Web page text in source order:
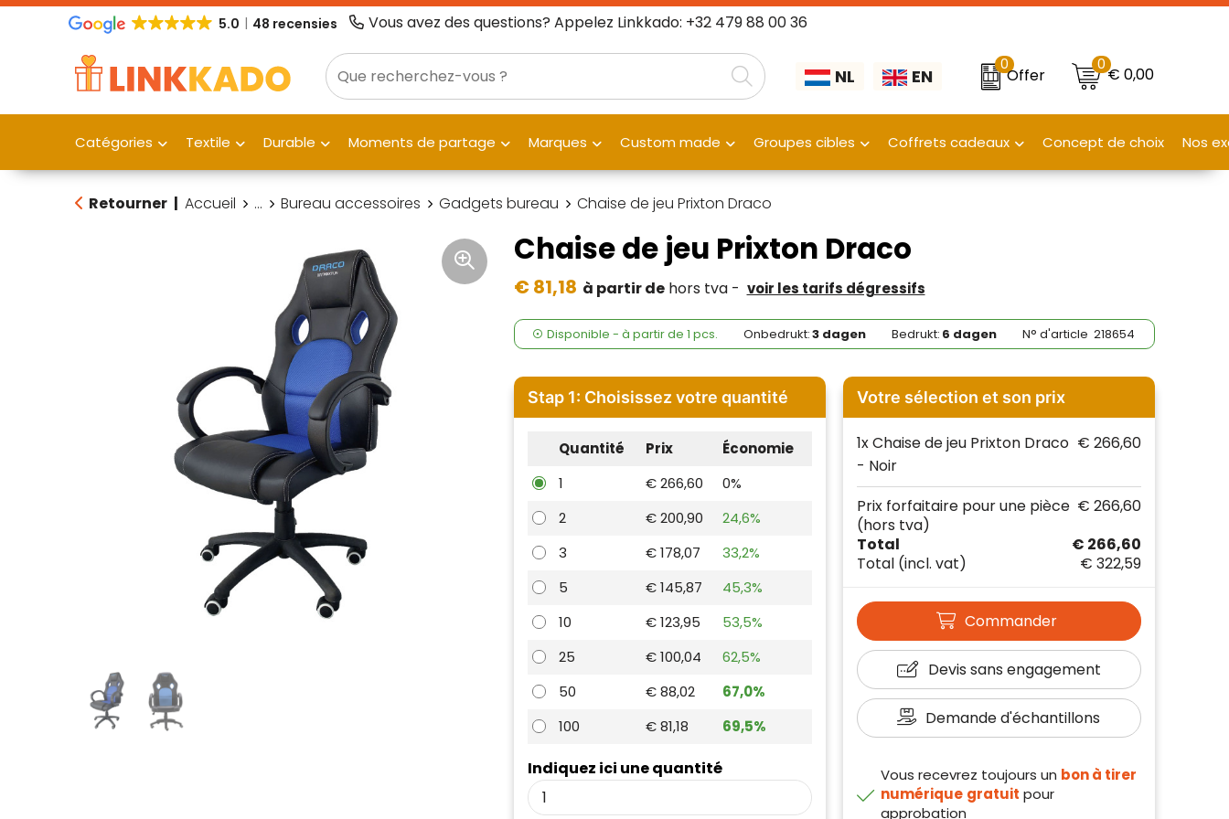
5.0 48 recensies Vous avez des questions? Appelez Linkkado: +32 479 88 00 36
NL EN
0
Offer
0€ 0,00
Catégories Textile Durable Moments de partage Marques Custom made Groupes cibles Coffrets cadeaux Concept de choix Nos
Retourner | Accueil ... Bureau accessoires Gadgets bureau Chaise de jeu Prixton Draco
Chaise de jeu Prixton Draco
€ 81,18 à partir dehors tva - voir les tarifs dégressifs
Disponible - à partir de 1 pcs. Onbedrukt:3 dagen Bedrukt: 6 dagen N° d'article218654
Stap 1: Choisissez votre quantité
Quantité Prix
Économie
1
€ 266,60
0%
2
€ 200,90
24,6%
3
€ 178,07
33,2%
5
€ 145,87
45,3%
10
€ 123,95
53,5%
25
€ 100,04
62,5%
50
€ 88,02
67,0%
100
€ 81,18 69,5%
Indiquez ici une quantité
Votre sélection et son prix
1x Chaise de jeu Prixton Draco
- Noir
€ 266,60
Total
€ 266,60
Total (incl. vat) € 322,59
Prix forfaitaire pour une pièce
(hors tva)
€ 266,60
Commander
Devis sans engagement
Demande d'échantillons
Vous recevrez toujours un bon à tirer
numérique gratuit pour
approbation